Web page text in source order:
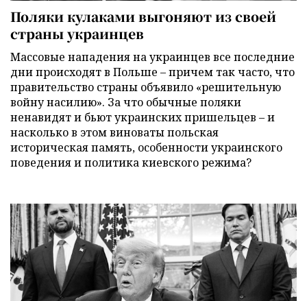
Поляки кулаками выгоняют из своей
страны украинцев
Массовые нападения на украинцев все последние
дни происходят в Польше – причем так часто, что
правительство страны объявило «решительную
войну насилию». За что обычные поляки
ненавидят и бьют украинских пришельцев – и
насколько в этом виноваты польская
историческая память, особенности украинского
поведения и политика киевского режима?